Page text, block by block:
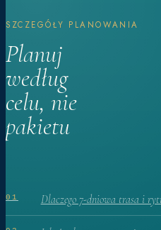
SZCZEGÓŁY PLANOWANIA
Planuj
według
celu, nie
pakietu
01 Dlaczego 7-dniowa trasa i